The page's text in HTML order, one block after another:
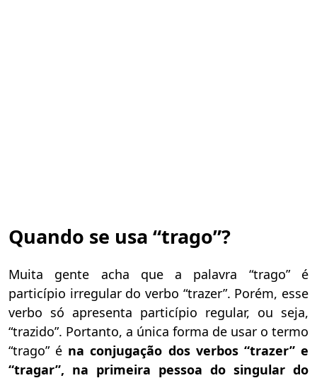
Quando se usa “trago”?
Muita gente acha que a palavra “trago” é
particípio irregular do verbo “trazer”. Porém, esse
verbo só apresenta particípio regular, ou seja,
“trazido”. Portanto, a única forma de usar o termo
“trago” é na conjugação dos verbos “trazer” e
“tragar”, na primeira pessoa do singular do